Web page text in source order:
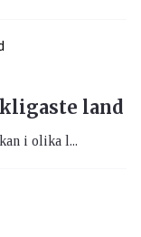
land
i olika l...